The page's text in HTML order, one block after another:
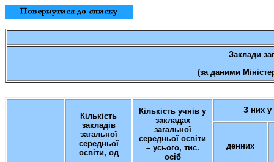
Заклади
(за даними
Кількість
закладів
загальної
середньої
освіти, од
Кількість учнів у
закладах
загальної
середньої освіти
– усього, тис.
осіб
З них у
денних